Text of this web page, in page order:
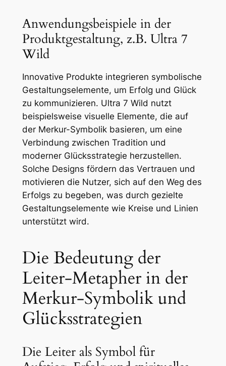
Anwendungsbeispiele in der
Produktgestaltung, z.B. Ultra 7
Wild
Innovative Produkte integrieren symbolische
Gestaltungselemente, um Erfolg und Glück
zu kommunizieren. Ultra 7 Wild nutzt
beispielsweise visuelle Elemente, die auf
der Merkur-Symbolik basieren, um eine
Verbindung zwischen Tradition und
moderner Glücksstrategie herzustellen.
Solche Designs fördern das Vertrauen und
motivieren die Nutzer, sich auf den Weg des
Erfolgs zu begeben, was durch gezielte
Gestaltungselemente wie Kreise und Linien
unterstützt wird.
Die Bedeutung der
Leiter-Metapher in der
Merkur-Symbolik und
Glücksstrategien
Die Leiter als Symbol für